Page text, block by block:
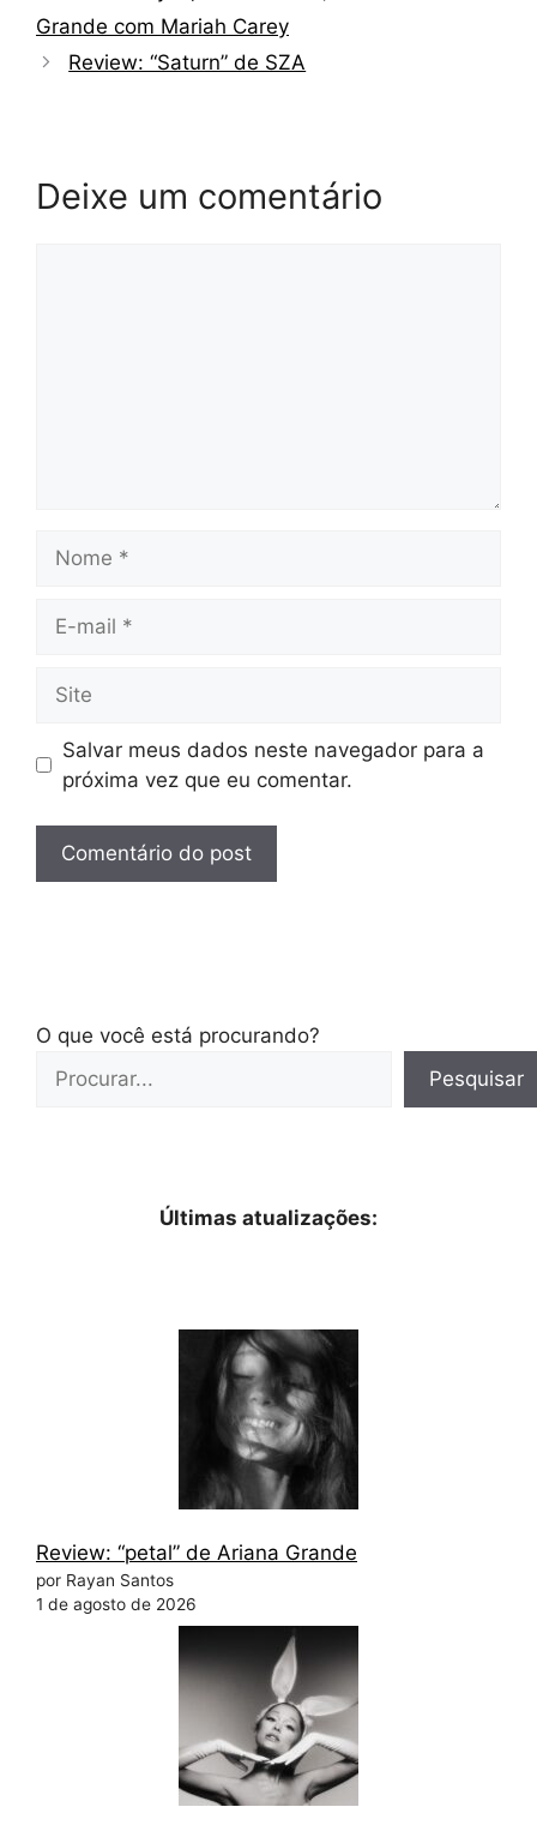
Grande com Mariah Carey
Review: “Saturn” de SZA
Deixe um comentário
mail
Salvar meus dados neste navegador para a
próxima vez que eu comentar.
O que você está procurando?
Pesquisar
Últimas atualizações:
Review: “petal” de Ariana Grande
por Rayan Santos
1 de agosto de 2026